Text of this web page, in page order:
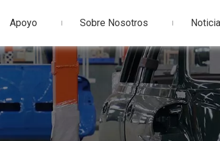
Apoyo Sobre Nosotros